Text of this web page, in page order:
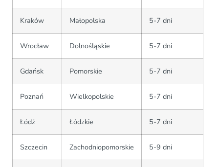
Kraków Małopolska 5-7 dni
Wrocław Dolnośląskie 5-7 dni
Gdańsk Pomorskie 5-7 dni
Poznań Wielkopolskie 5-7 dni
Łódź Łódzkie 5-7 dni
Szczecin Zachodniopomorskie 5-9 dni